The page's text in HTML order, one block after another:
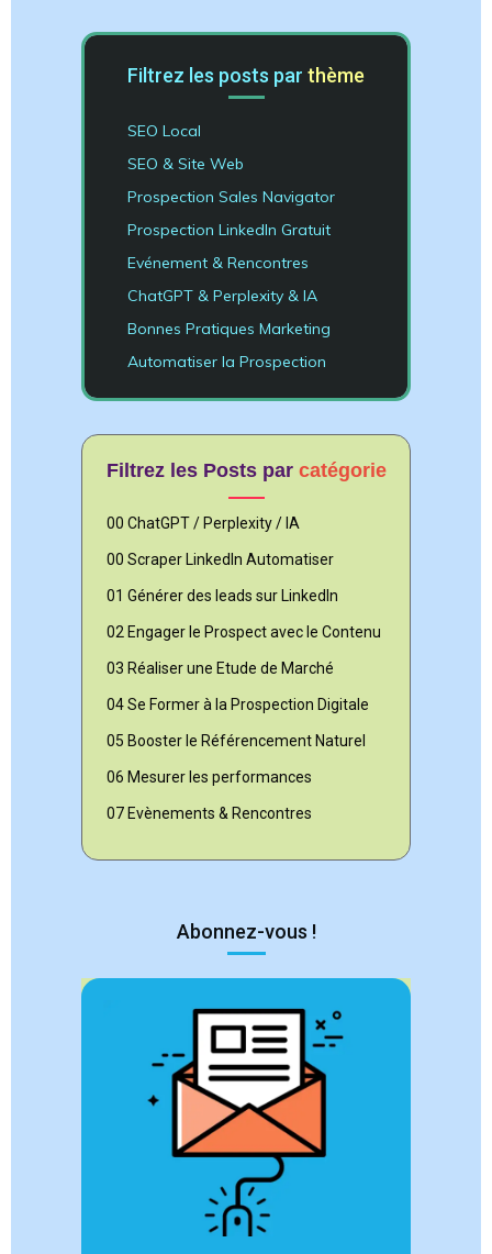
Filtrez les posts par thème
SEO Local
SEO & Site Web
Prospection Sales Navigator
Prospection LinkedIn Gratuit
Evénement & Rencontres
ChatGPT & Perplexity & IA
Bonnes Pratiques Marketing
Automatiser la Prospection
Filtrez les Posts par catégorie
00 ChatGPT / Perplexity / IA
00 Scraper LinkedIn Automatiser
01 Générer des leads sur LinkedIn
02 Engager le Prospect avec le Contenu
03 Réaliser une Etude de Marché
04 Se Former à la Prospection Digitale
05 Booster le Référencement Naturel
06 Mesurer les performances
07 Evènements & Rencontres
Abonnez-vous !